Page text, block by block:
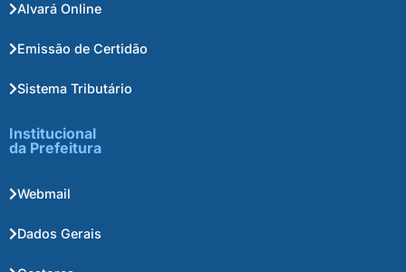
Alvará Online
Emissão de Certidão
Sistema Tributário
Institucional
da Prefeitura
Webmail
Dados Gerais